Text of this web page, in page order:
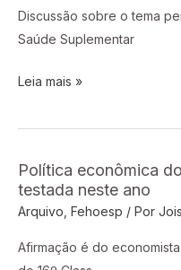
Discussão sobre o tema
Saúde Suplementar
Suplementar
já
Leia mais »
Política econômica
testada neste ano
Arquivo Fehoesp / Por
Afirmação é do
Política
econômica
do
novo
governo